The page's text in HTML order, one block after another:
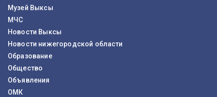
Музей Выксы
МЧС
Новости Выксы
Новости нижегородской области
Образование
Общество
Объявления
ОМК